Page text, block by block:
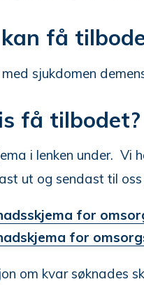
få
sjukdomen
få tilbodet?
i lenken under. Vi
ut og sendast til
for
for
om kvar søknades